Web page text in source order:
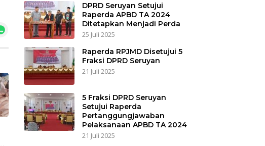
DPRD Seruyan Setujui
Raperda APBD TA 2024
Ditetapkan Menjadi Perda
25 Juli 2025
Raperda RPJMD Disetujui 5
Fraksi DPRD Seruyan
21 Juli 2025
5 Fraksi DPRD Seruyan
Setujui Raperda
Pertanggungjawaban
Pelaksanaan APBD TA 2024
21 Juli 2025